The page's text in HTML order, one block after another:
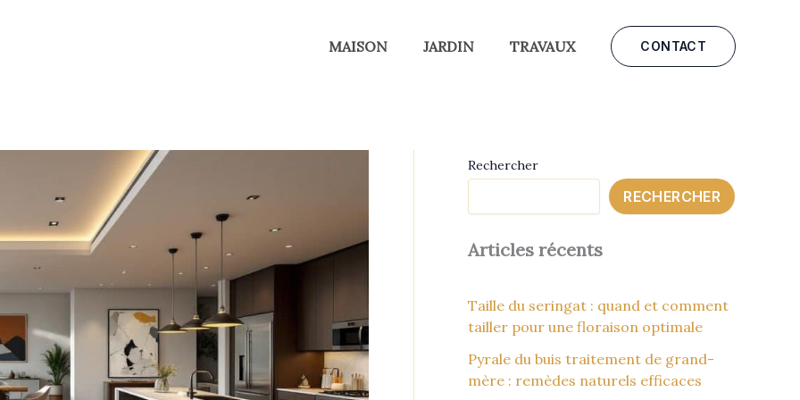
MAISON JARDIN TRAVAUX CONTACT
Rechercher
RECHERCHER
Articles récents
Taille du seringat : quand et comment
tailler pour une floraison optimale
Pyrale du buis traitement de grand-
mère : remèdes naturels efficaces